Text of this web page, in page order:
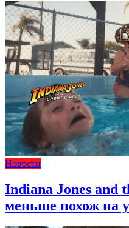
Новости
Indiana Jones and
меньше похож на